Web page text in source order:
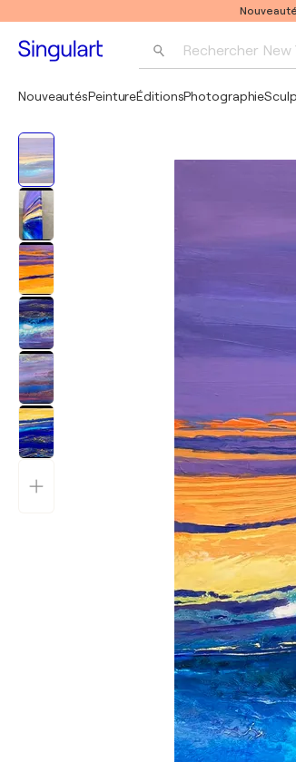
Rechercher New
NouveautésPeintureÉditionsPhotographie